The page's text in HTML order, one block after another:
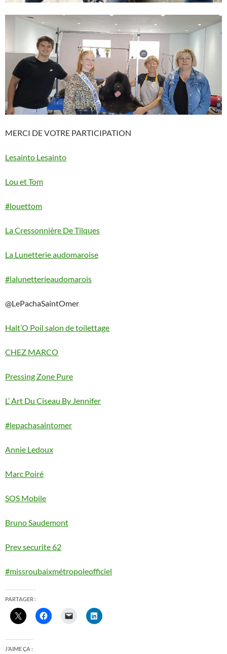
MERCI DE VOTRE PARTICIPATION
Lesainto Lesainto
Lou et Tom
#louettom
La Cressonnière De Tilques
La Lunetterie audomaroise
#lalunetterieaudomarois
@LePachaSaintOmer
Halt’O Poil salon de toilettage
CHEZ MARCO
Pressing Zone Pure
L’ Art Du Ciseau By Jennifer
#lepachasaintomer
Annie Ledoux
Marc Poiré
SOS Mobile
Bruno Saudemont
Prev securite 62
#missroubaixmétropoleofficiel
PARTAGER :
J’AIME ÇA :